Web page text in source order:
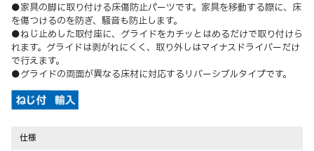
●家具の脚に取り付ける床傷防止パーツです。家具を移動する際に、床
を傷つけるのを防ぎ、騒音も防止します。
●ねじ止めした取付座に、グライドをカチッとはめるだけで取り付けら
れます。グライドは剥がれにくく、取り外しはマイナスドライバーだけ
で行えます。
●グライドの両面が異なる床材に対応するリバーシブルタイプです。
仕様